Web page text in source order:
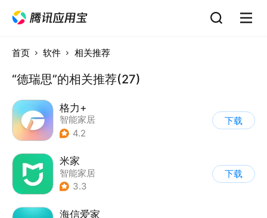
首页 软件 相关推荐
“德瑞思”的相关推荐(27)
格力+
智能家居
4.2
下载
米家
智能家居
3.3
下载
海信爱家